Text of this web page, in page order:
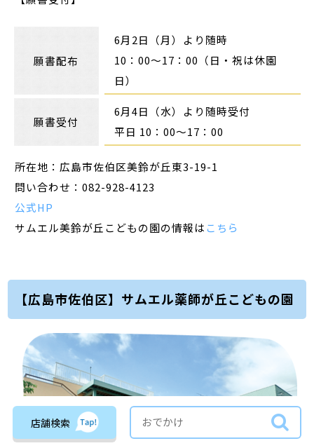
願書配布
6月2日（月）より随時
10：00～17：00（日・祝は休園
日）
願書受付
6月4日（水）より随時受付
平日 10：00～17：00
所在地：広島市佐伯区美鈴が丘東3-19-1
問い合わせ：082-928-4123
公式HP
サムエル美鈴が丘こどもの園の情報は こちら
【広島市佐伯区】サムエル薬師が丘こどもの園
店舗検索